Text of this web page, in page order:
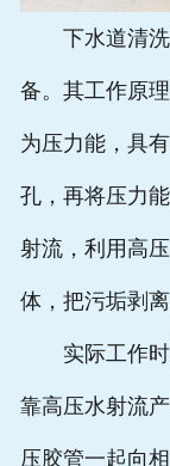
下水道清洗
备。其工作原
为压力能，具
孔，再将压力
射流，利用高
体，把污垢剥
实际工作时
靠高压水射流
压胶管一起向